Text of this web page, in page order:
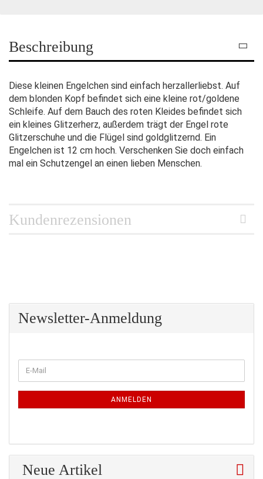
Beschreibung
Diese kleinen Engelchen sind einfach herzallerliebst. Auf
dem blonden Kopf befindet sich eine kleine rot/goldene
Schleife. Auf dem Bauch des roten Kleides befindet sich
ein kleines Glitzerherz, außerdem trägt der Engel rote
Glitzerschuhe und die Flügel sind goldglitzernd. Ein
Engelchen ist 12 cm hoch. Verschenken Sie doch einfach
mal ein Schutzengel an einen lieben Menschen.
Kundenrezensionen
Newsletter-Anmeldung
ZUR
NEWSLETTER-
E-
Mail
ANMELDEN
Neue Artikel